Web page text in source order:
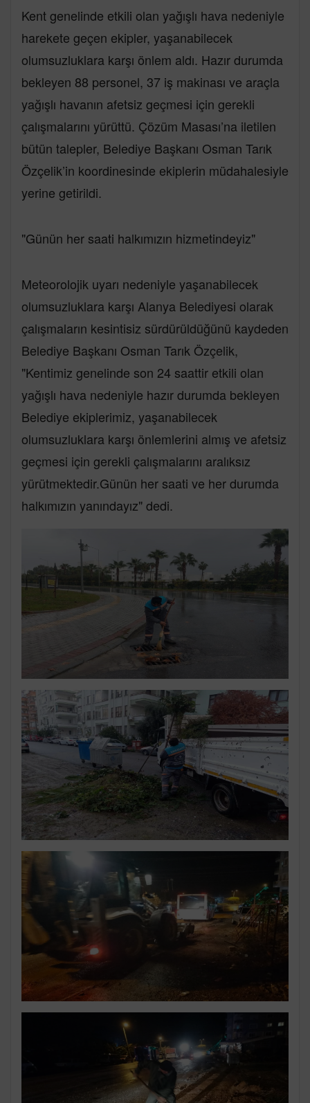
Kent genelinde etkili olan yağışlı hava nedeniyle
harekete geçen ekipler, yaşanabilecek
olumsuzluklara karşı önlem aldı. Hazır durumda
bekleyen 88 personel, 37 iş makinası ve araçla
yağışlı havanın afetsiz geçmesi için gerekli
çalışmalarını yürüttü. Çözüm Masası’na iletilen
bütün talepler, Belediye Başkanı Osman Tarık
Özçelik’in koordinesinde ekiplerin müdahalesiyle
yerine getirildi.
"Günün her saati halkımızın hizmetindeyiz"
Meteorolojik uyarı nedeniyle yaşanabilecek
olumsuzluklara karşı Alanya Belediyesi olarak
çalışmaların kesintisiz sürdürüldüğünü kaydeden
Belediye Başkanı Osman Tarık Özçelik,
"Kentimiz genelinde son 24 saattir etkili olan
yağışlı hava nedeniyle hazır durumda bekleyen
Belediye ekiplerimiz, yaşanabilecek
olumsuzluklara karşı önlemlerini almış ve afetsiz
geçmesi için gerekli çalışmalarını aralıksız
yürütmektedir.Günün her saati ve her durumda
halkımızın yanındayız" dedi.